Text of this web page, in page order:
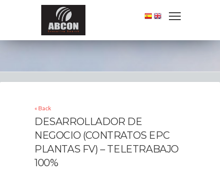
« Back
DESARROLLADOR DE
NEGOCIO (CONTRATOS EPC
PLANTAS FV) – TELETRABAJO
100%